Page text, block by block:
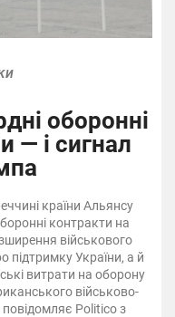
оборонні
— і сигнал
країни Альянсу
контракти на
військового
підтримку України, а й
витрати на оборону
військово-
Politico з